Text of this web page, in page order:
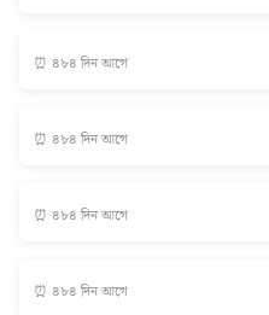
⏰ ৪৮৪ দিন আগে
⏰ ৪৮৪ দিন আগে
⏰ ৪৮৪ দিন আগে
⏰ ৪৮৪ দিন আগে